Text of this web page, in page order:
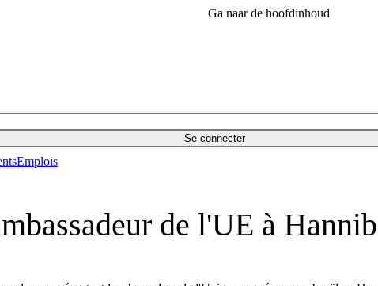
Ga naar de hoofdinhoud
Se connecter
Emplois
de l'UE à